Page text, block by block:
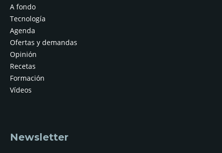
A fondo
Tecnología
Agenda
Ofertas y demandas
Opinión
Recetas
Formación
Vídeos
Newsletter